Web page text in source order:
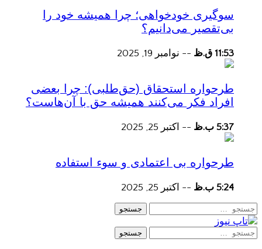
سوگیری خودخواهی؛ چرا همیشه خود را
بی‌تقصیر می‌دانیم؟
11:53 ق.ظ -- نوامبر 19, 2025
طرحواره استحقاق (حق‌طلبی): چرا بعضی
افراد فکر می‌کنند همیشه حق با آن‌هاست؟
5:37 ب.ظ -- اکتبر 25, 2025
طرحواره بی اعتمادی و سوء استفاده
5:24 ب.ظ -- اکتبر 25, 2025
جستجو
جستجو